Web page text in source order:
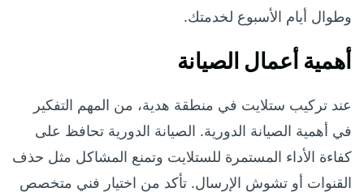
وطوال أيام الأسبوع لخدمتك.
أهمية أعمال الصيانة
عند تركيب ستلايت في منطقة هدية، من المهم التفكير
في أهمية الصيانة الدورية. الصيانة الدورية تحافظ على
كفاءة الأداء المستمرة للستلايت وتمنع المشاكل مثل حذف
القنوات أو تشوش الإرسال. تأكد من اختيار فني متخصص